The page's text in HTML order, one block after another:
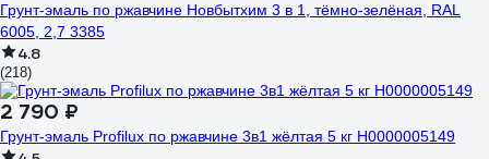
Грунт-эмаль по ржавчине Новбытхим 3 в 1, тёмно-зелёная, RAL
6005, 2,7 3385
4.8
(218)
2 790 ₽
Грунт-эмаль Profilux по ржавчине 3в1 жёлтая 5 кг Н0000005149